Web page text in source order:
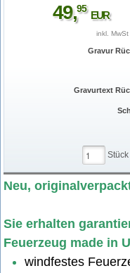
1300051-large.jpg
49,95
EUR
inkl.
Gravur
Gravurtext
Stück
Neu,
Sie erhalten
Feuerzeug made in
windfestes